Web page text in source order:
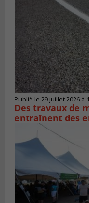
Publié le 29 juillet 2026 à
Des travaux de
entraînent des